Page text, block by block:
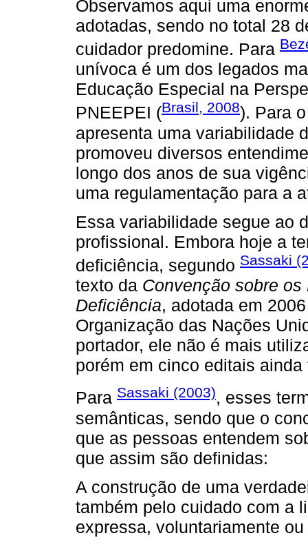
Observamos aqui uma
adotadas, sendo no total 28
cuidador predomine. Para
unívoca é um dos legados
Educação Especial na
PNEEPEI (Brasil, 2008). Para
apresenta uma variabilidade
promoveu diversos
longo dos anos de sua
uma regulamentação para a
Essa variabilidade segue ao
profissional. Embora hoje a
deficiência, segundo Sassaki
texto da Convenção sobre
Deficiência, adotada em
Organização das Nações
portador, ele não é mais
porém em cinco editais
Para Sassaki (2003), esses
semânticas, sendo que o
que as pessoas entendem
que assim são definidas:
A construção de uma
também pelo cuidado com a
expressa, voluntariamente